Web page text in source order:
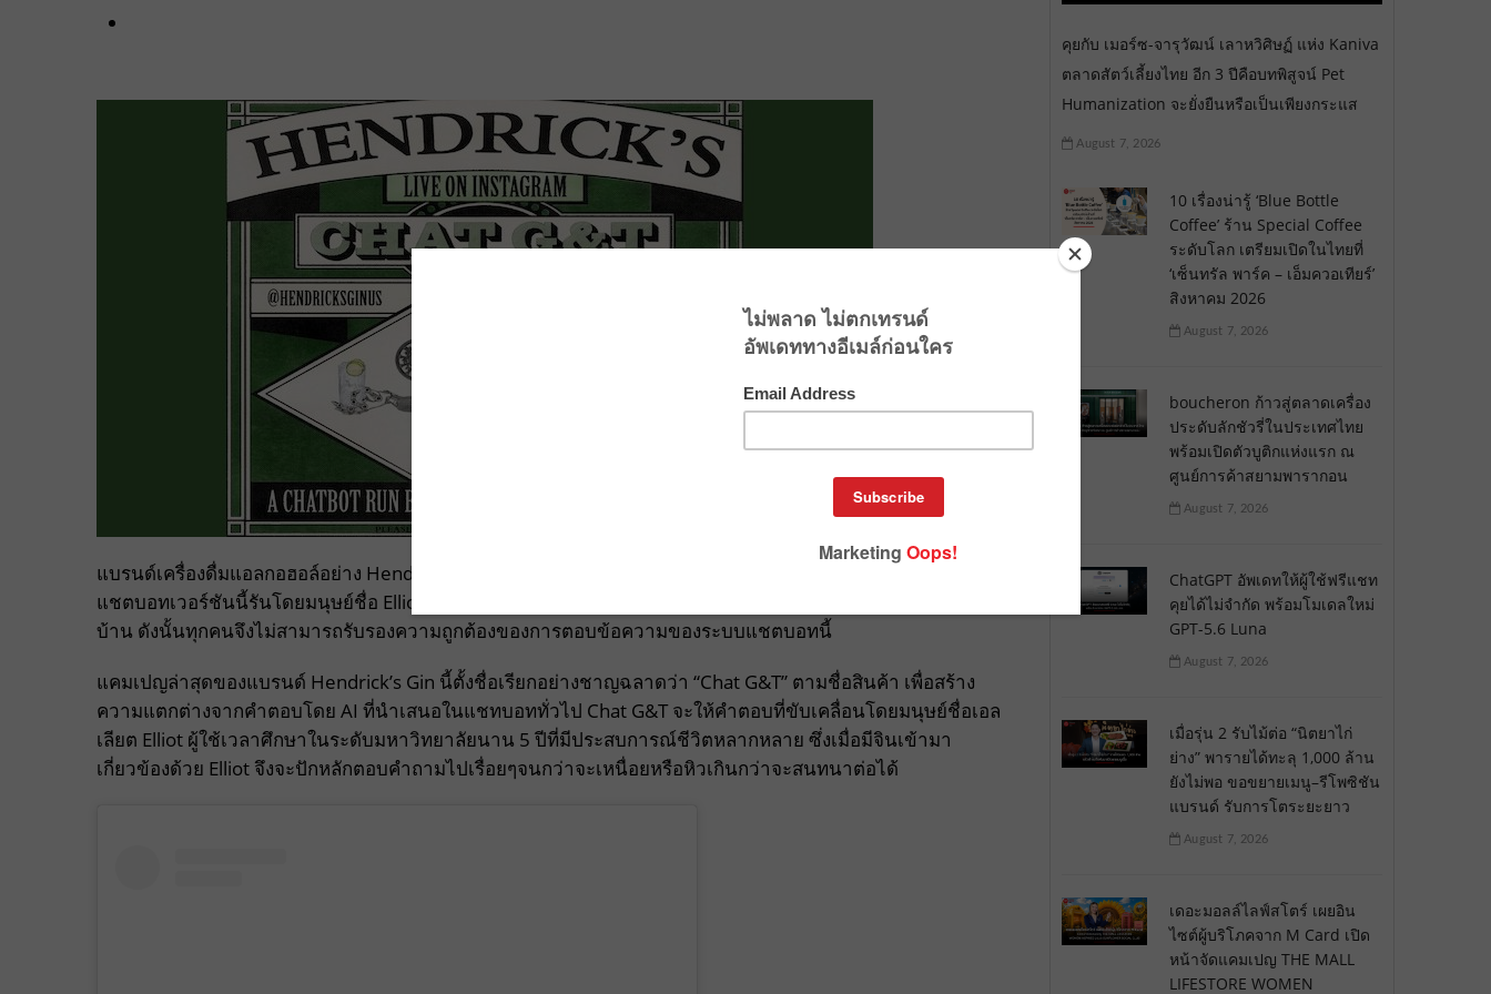
แบรนด์เครื่องดื่มแอลกอฮอล์อย่าง Hendrick’s Gin ประกาศเปิดตัวบอทโต้ตอบชื่อ Chat G&T แทนที่จะรันโดย AI แต่
แชตบอทเวอร์ชันนี้รันโดยมนุษย์ชื่อ Elliot ซึ่งจะตอบคำถามของแฟนๆ ขณะจิบ Hendrick’s & Tonic ในห้องสมุดที่
บ้าน ดังนั้นทุกคนจึงไม่สามารถรับรองความถูกต้องของการตอบข้อความของระบบแชตบอทนี้
แคมเปญล่าสุดของแบรนด์ Hendrick’s Gin นี้ตั้งชื่อเรียกอย่างชาญฉลาดว่า “Chat G&T” ตามชื่อสินค้า เพื่อสร้าง
ความแตกต่างจากคำตอบโดย AI ที่นำเสนอในแชทบอททั่วไป Chat G&T จะให้คำตอบที่ขับเคลื่อนโดยมนุษย์ชื่อเอล
เลียต Elliot ผู้ใช้เวลาศึกษาในระดับมหาวิทยาลัยนาน 5 ปีที่มีประสบการณ์ชีวิตหลากหลาย ซึ่งเมื่อมีจินเข้ามา
เกี่ยวข้องด้วย Elliot จึงจะปักหลักตอบคำถามไปเรื่อยๆจนกว่าจะเหนื่อยหรือหิวเกินกว่าจะสนทนาต่อได้
คุยกับ เมอร์ซ-จารุวัฒน์ เลาหวิศิษฏ์ แห่ง Kaniva
ตลาดสัตว์เลี้ยงไทย อีก 3 ปีคือบทพิสูจน์ Pet
Humanization จะยั่งยืนหรือเป็นเพียงกระแส
August 7, 2026
10 เรื่องน่ารู้ ‘Blue Bottle
Coffee’ ร้าน Special Coffee
ระดับโลก เตรียมเปิดในไทยที่
‘เซ็นทรัล พาร์ค – เอ็มควอเทียร์’
สิงหาคม 2026
August 7, 2026
boucheron ก้าวสู่ตลาดเครื่อง
ประดับลักชัวรี่ในประเทศไทย
พร้อมเปิดตัวบูติกแห่งแรก ณ
ศูนย์การค้าสยามพารากอน
August 7, 2026
ChatGPT อัพเดทให้ผู้ใช้ฟรีแชท
คุยได้ไม่จำกัด พร้อมโมเดลใหม่
GPT-5.6 Luna
August 7, 2026
เมื่อรุ่น 2 รับไม้ต่อ “นิตยาไก่
ย่าง” พารายได้ทะลุ 1,000 ล้าน
ยังไม่พอ ขอขยายเมนู–รีโพซิชัน
แบรนด์ รับการโตระยะยาว
August 7, 2026
เดอะมอลล์ไลฟ์สโตร์ เผยอิน
ไซต์ผู้บริโภคจาก M Card เปิด
หน้าจัดแคมเปญ THE MALL
LIFESTORE WOMEN